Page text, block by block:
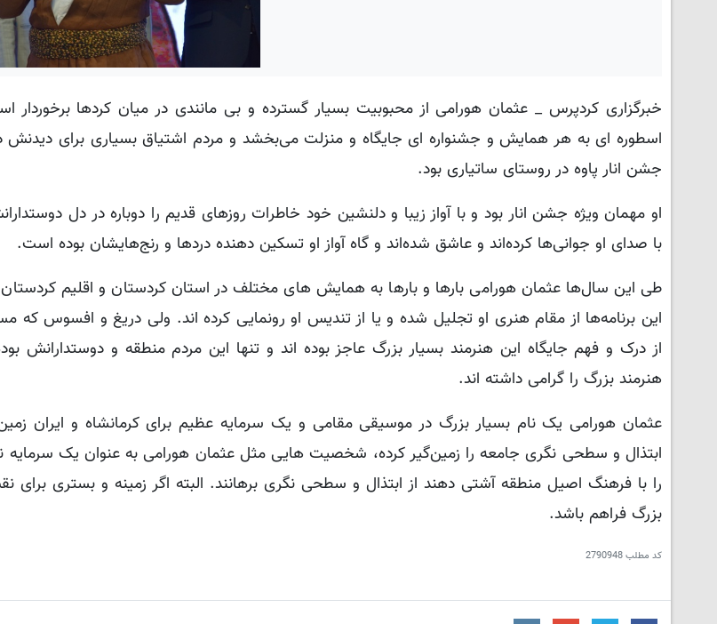
خبرگزاری کردپرس _ عثمان هورامی از محبوبیت بسیار گسترده و بی مانندی در میان کردها
اسطوره ای به هر همایش‌ و جشنواره‌ ای جایگاه و منزلت می‌بخشد و مردم اشتیاق بسیاری برای دیدنش
جشن انار پاوه در روستای ساتیاری بود.
او مهمان ویژه جشن انار بود و با آواز زیبا و دلنشین خود خاطرات روزهای قدیم را دوباره در دل
با صدای او جوانی‌ها کرده‌اند و عاشق شده‌اند و گاه آواز او تسکین دهنده دردها و رنج‌هایشان بوده است.
طی این سال‌ها عثمان هورامی بارها و بارها به همایش های مختلف در استان‌ کردستان و اقلیم
این برنامه‌ها از مقام هنری او تجلیل شده و یا از تندیس او رونمایی کرده اند. ولی دریغ و افسوس که
از درک و فهم جایگاه این هنرمند بسیار بزرگ عاجز بوده اند و تنها این مردم منطقه و دوستدارانش
هنرمند بزرگ را گرامی داشته اند.
عثمان هورامی یک نام بسیار بزرگ در موسیقی مقامی و یک سرمایه عظیم برای کرمانشاه و ایران
ابتذال و سطحی نگری جامعه را زمین‌گیر کرده، شخصیت هایی مثل عثمان هورامی به عنوان یک سرمایه
را با فرهنگ اصیل منطقه آشتی دهند از ابتذال و سطحی نگری برهانند. البته اگر زمینه و بستری برای
بزرگ فراهم باشد.
کد مطلب2790948